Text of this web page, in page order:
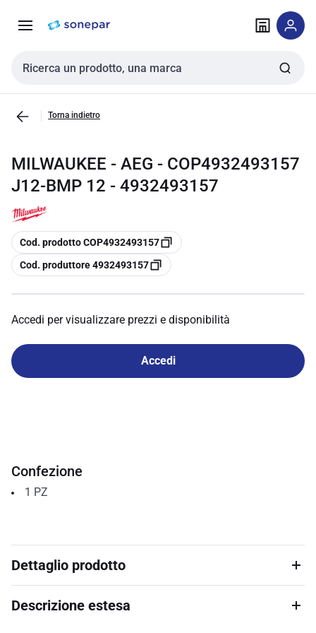
navigazione alla
Cerca input
Torna indietro
MILWAUKEE - AEG - COP4932493157
J12-BMP 12 - 4932493157
copia
Cod. prodotto COP4932493157
copia
Cod. produttore 4932493157
Accedi per visualizzare prezzi e disponibilità
Accedi
Confezione
1 PZ
Dettaglio prodotto
Descrizione estesa